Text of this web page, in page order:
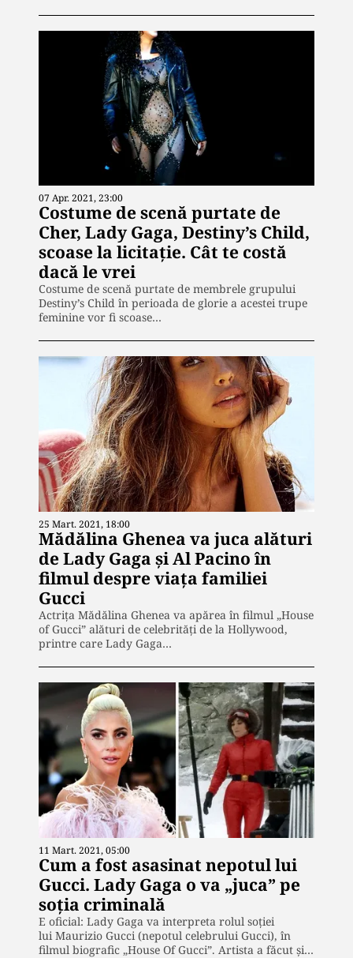
07 Apr. 2021, 23:00
Costume de scenă purtate de
Cher, Lady Gaga, Destiny’s Child,
scoase la licitaţie. Cât te costă
dacă le vrei
Costume de scenă purtate de membrele grupului
Destiny’s Child în perioada de glorie a acestei trupe
feminine vor fi scoase…
25 Mart. 2021, 18:00
Mădălina Ghenea va juca alături
de Lady Gaga și Al Pacino în
filmul despre viața familiei
Gucci
Actrița Mădălina Ghenea va apărea în filmul „House
of Gucci” alături de celebrități de la Hollywood,
printre care Lady Gaga…
11 Mart. 2021, 05:00
Cum a fost asasinat nepotul lui
Gucci. Lady Gaga o va „juca” pe
soția criminală
E oficial: Lady Gaga va interpreta rolul soției
lui Maurizio Gucci (nepotul celebrului Gucci), în
filmul biografic „House Of Gucci”. Artista a făcut și…